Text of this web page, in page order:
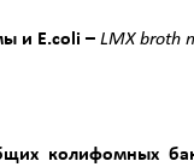
и E.coli – LMX broth
колифомных